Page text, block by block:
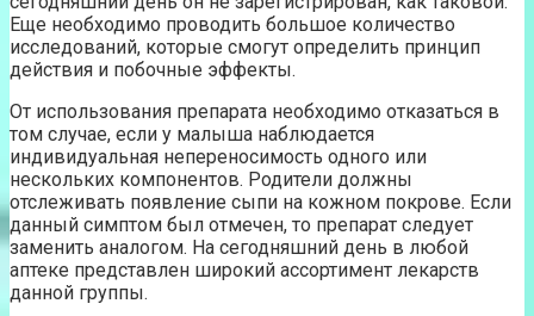
Еще необходимо проводить большое количество
исследований, которые смогут определить принцип
действия и побочные эффекты.
От использования препарата необходимо отказаться в
том случае, если у малыша наблюдается
индивидуальная непереносимость одного или
нескольких компонентов. Родители должны
отслеживать появление сыпи на кожном покрове. Если
данный симптом был отмечен, то препарат следует
заменить аналогом. На сегодняшний день в любой
аптеке представлен широкий ассортимент лекарств
данной группы.